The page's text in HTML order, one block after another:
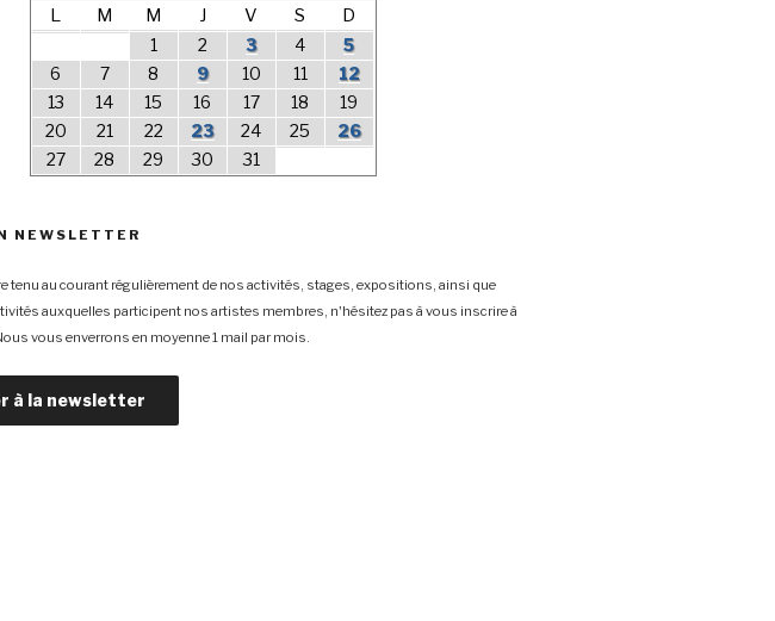
L M M J V S D
1 2 3 4
5
6
7 8 9 10 11
12
13
14 15 16 17 18
19
20
21 22 23 24 25
26
27
28 29 30 31
NEWSLETTER
tenu au courant régulièrement de nos activités, stages, expositions, ainsi que
auxquelles participent nos artistes membres, n'hésitez pas à vous inscrire à
vous enverrons en moyenne 1 mail par mois.